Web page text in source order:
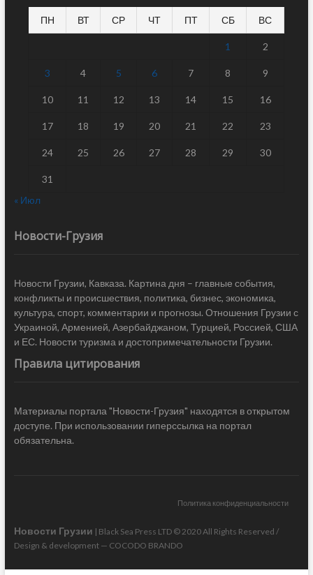
ПН ВТ СР ЧТ ПТ СБ ВС
1 2
3 4 5 6 7 8 9
10 11 12 13 14 15 16
17 18 19 20 21 22 23
24 25 26 27 28 29 30
31
« Июл
Новости-Грузия
Новости Грузии, Кавказа. Картина дня – главные события,
конфликты и происшествия, политика, бизнес, экономика,
культура, спорт, комментарии и прогнозы. Отношения Грузии с
Украиной, Арменией, Азербайджаном, Турцией, Россией, США
и ЕС. Новости туризма и достопримечательности Грузии.
Правила цитирования
Материалы портала "Новости-Грузия" находятся в открытом
доступе. При использовании гиперссылка на портал
обязательна.
Политика конфиденциальности
Новости Грузии | Black Sea Press LTD © 2020 All Rights Reserved /
Design & development — COCODO BRANDO